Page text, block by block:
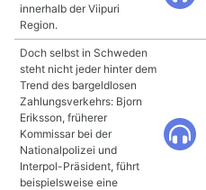
innerhalb der Viipuri
Region.
Doch selbst in Schweden
steht nicht jeder hinter dem
Trend des bargeldlosen
Zahlungsverkehrs: Bjorn
Eriksson, früherer
Kommissar bei der
Nationalpolizei und
Interpol-Präsident, führt
beispielsweise eine